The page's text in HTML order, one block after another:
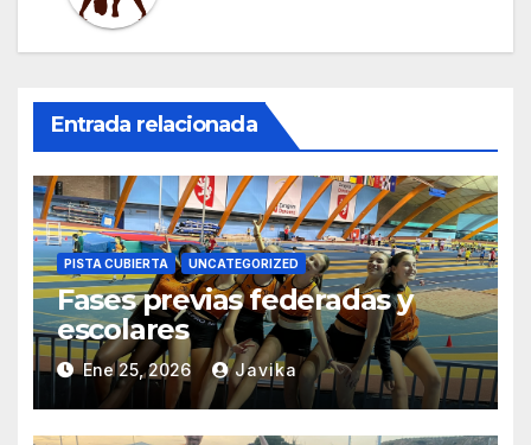
Entrada relacionada
PISTA CUBIERTA UNCATEGORIZED
Fases previas federadas y
escolares
Ene 25, 2026 Javika